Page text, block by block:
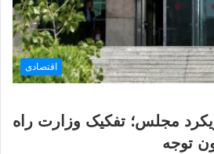
اقتصادی
مجلس؛ تفکیک وزارت راه
توجه